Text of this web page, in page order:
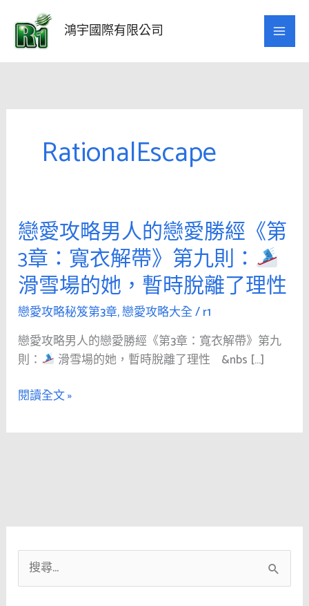
要
鴻宇國際有限公司
RationalEscape
戀愛攻略男人的戀愛勝經《第
3章：寬衣解帶》第九則：
滑雪場的她，暫時脫離了理性
戀愛攻略秘笈第3章,戀愛攻略大全/r1
戀愛攻略男人的戀愛勝經《第3章：寬衣解帶》第九
則：
滑雪場的她，暫時脫離了理性 &nbs […]
戀
愛
攻
略
男
人
的
戀
勝
《第
解
九
閱讀全文 »
尋